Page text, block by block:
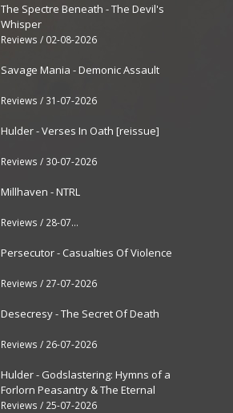
The Spectre Beneath - The Devil's
Whisper
Reviews / 02-08-2026
Savage Mania - Demonic Assault
Reviews / 31-07-2026
Hulder - Verses In Oath [reissue]
Reviews / 30-07-2026
Millhaven - NTRL
Reviews / 28-07-2026
Persecutor - Casualties Of Violence
Reviews / 27-07-2026
Desecresy - The Secret Of Death
Reviews / 26-07-2026
Hulder - Godslastering: Hymns of a
Forlorn Peasantry & The Eternal
Fanfare [reissue]
Reviews / 25-07-2026